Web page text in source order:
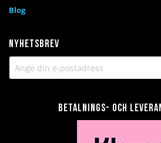
Nyhetsbrev
Betalnings- och
Blog